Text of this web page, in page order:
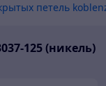
петель
125 (никель)